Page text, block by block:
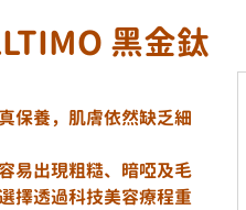
黑金鈦
保養，肌膚依然缺乏細
易出現粗糙、暗啞及毛
擇透過科技美容療程重